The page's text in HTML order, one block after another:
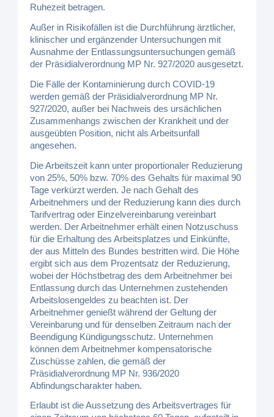
Ruhezeit betragen.
Außer in Risikofällen ist die Durchführung ärztlicher,
klinischer und ergänzender Untersuchungen mit
Ausnahme der Entlassungsuntersuchungen gemäß
der Präsidialverordnung MP Nr. 927/2020 ausgesetzt.
Die Fälle der Kontaminierung durch COVID-19
werden gemäß der Präsidialverordnung MP Nr.
927/2020, außer bei Nachweis des ursächlichen
Zusammenhangs zwischen der Krankheit und der
ausgeübten Position, nicht als Arbeitsunfall
angesehen.
Die Arbeitszeit kann unter proportionaler Reduzierung
von 25%, 50% bzw. 70% des Gehalts für maximal 90
Tage verkürzt werden. Je nach Gehalt des
Arbeitnehmers und der Reduzierung kann dies durch
Tarifvertrag oder Einzelvereinbarung vereinbart
werden. Der Arbeitnehmer erhält einen Notzuschuss
für die Erhaltung des Arbeitsplatzes und Einkünfte,
der aus Mitteln des Bundes bestritten wird. Die Höhe
ergibt sich aus dem Prozentsatz der Reduzierung,
wobei der Höchstbetrag des dem Arbeitnehmer bei
Entlassung durch das Unternehmen zustehenden
Arbeitslosengeldes zu beachten ist. Der
Arbeitnehmer genießt während der Geltung der
Vereinbarung und für denselben Zeitraum nach der
Beendigung Kündigungsschutz. Unternehmen
können dem Arbeitnehmer kompensatorische
Zuschüsse zahlen, die gemäß der
Präsidialverordnung MP Nr. 936/2020
Abfindungscharakter haben.
Erlaubt ist die Aussetzung des Arbeitsvertrages für